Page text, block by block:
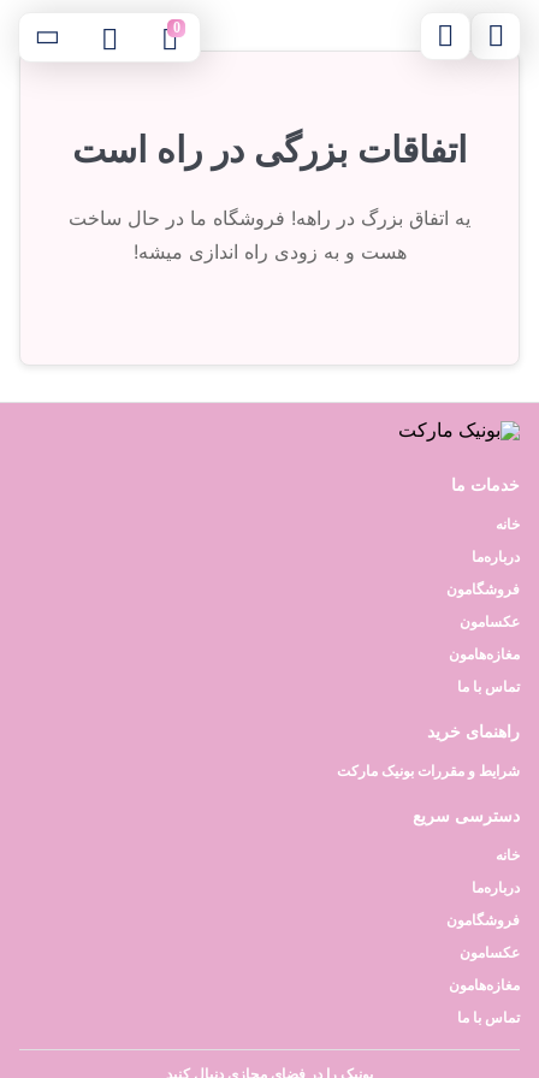
0
اتفاقات بزرگی در راه است
یه اتفاق بزرگ در راهه! فروشگاه ما در حال ساخت
هست و به زودی راه اندازی میشه!
خدمات ما
خانه
درباره‌ما
فروشگامون
عکسامون
مغازه‌هامون
تماس با ما
راهنمای خرید
شرایط و مقررات بونیک مارکت
دسترسی سریع
خانه
درباره‌ما
فروشگامون
عکسامون
مغازه‌هامون
تماس با ما
بونیک را در فضای مجازی دنبال کنید